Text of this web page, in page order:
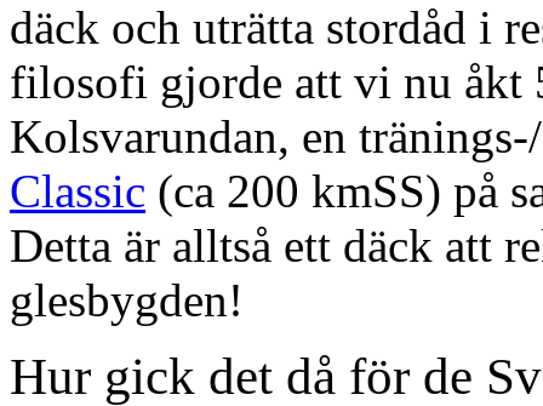
däck och uträtta stordåd i
filosofi gjorde att vi nu åkt
Kolsvarundan, en
Classic (ca 200 kmSS) på
Detta är alltså ett däck att
glesbygden!
Hur gick det då för de